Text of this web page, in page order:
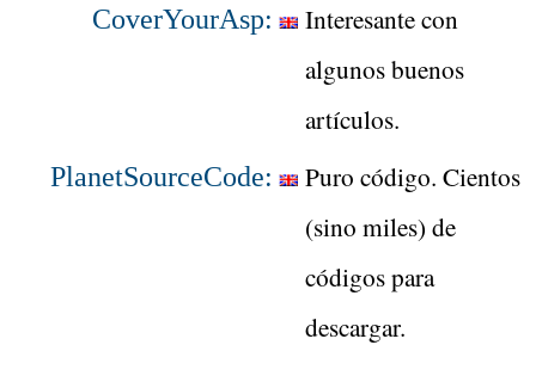
CoverYourAsp:
Interesante con
algunos buenos
artículos.
PlanetSourceCode:
Puro código. Cientos
(sino miles) de
códigos para
descargar.